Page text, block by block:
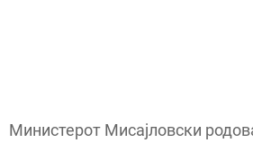
Министерот Мисајловски